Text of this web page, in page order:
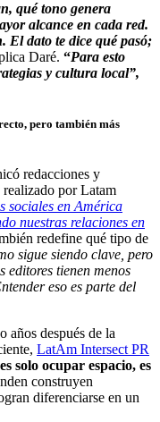
qué tono genera
alcance en cada red.
El dato te dice qué pasó;
Daré. “Para esto
y cultura local”,
pero también más
redacciones y
por Latam
sociales en América
nuestras relaciones en
redefine qué tipo de
sigue siendo clave, pero
editores tienen menos
eso es parte del
años después de la
LatAm Intersect PR
solo ocupar espacio, es
construyen
diferenciarse en un